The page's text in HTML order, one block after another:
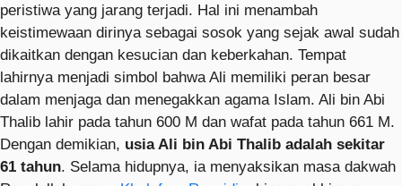
peristiwa yang jarang terjadi. Hal ini menambah
keistimewaan dirinya sebagai sosok yang sejak awal sudah
dikaitkan dengan kesucian dan keberkahan. Tempat
lahirnya menjadi simbol bahwa Ali memiliki peran besar
dalam menjaga dan menegakkan agama Islam. Ali bin Abi
Thalib lahir pada tahun 600 M dan wafat pada tahun 661 M.
Dengan demikian, usia Ali bin Abi Thalib adalah sekitar
61 tahun. Selama hidupnya, ia menyaksikan masa dakwah